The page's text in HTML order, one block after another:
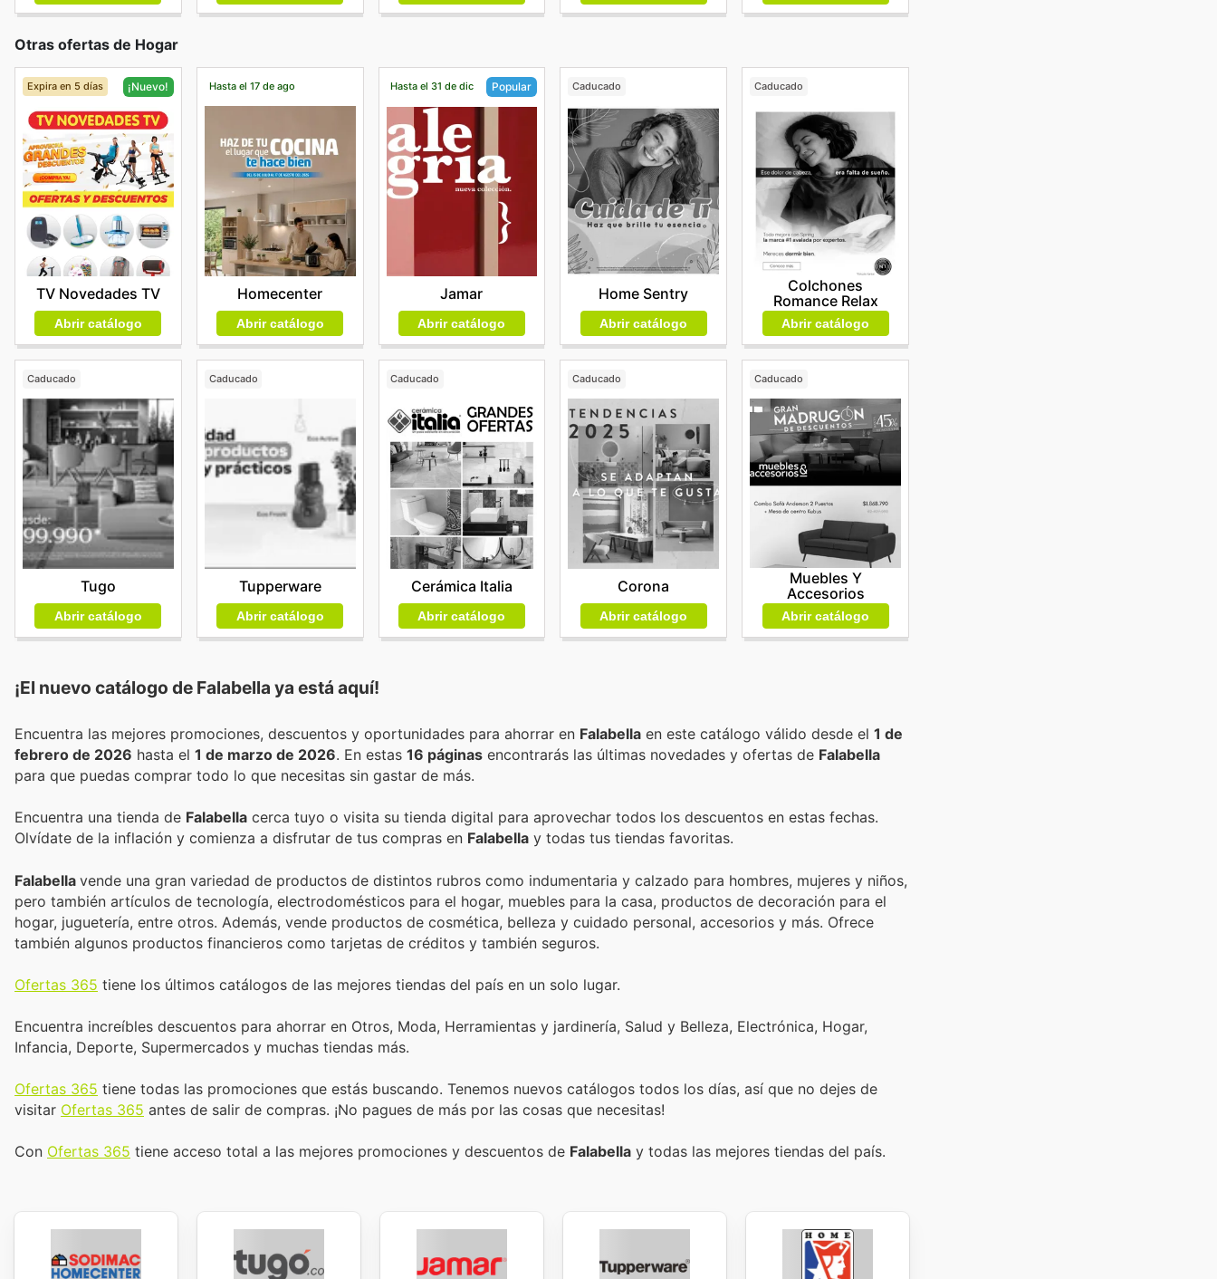
Otras ofertas de Hogar
Expira en 5 días ¡Nuevo!
TV Novedades TV
Abrir catálogo
Hasta el 17 de ago
Homecenter
Abrir catálogo
Hasta el 31 de dic Popular
Jamar
Abrir catálogo
Caducado
Home Sentry
Abrir catálogo
Caducado
Colchones
Romance Relax
Abrir catálogo
Caducado
Tugo
Abrir catálogo
Caducado
Tupperware
Abrir catálogo
Caducado
Cerámica Italia
Abrir catálogo
Caducado
Corona
Abrir catálogo
Caducado
Muebles Y
Accesorios
Abrir catálogo
¡El nuevo catálogo de Falabella ya está aquí!
Encuentra las mejores promociones, descuentos y oportunidades para ahorrar en Falabella en este catálogo válido desde el 1 de
febrero de 2026 hasta el 1 de marzo de 2026 . En estas 16 páginas encontrarás las últimas novedades y ofertas de Falabella
para que puedas comprar todo lo que necesitas sin gastar de más.
Encuentra una tienda de Falabella cerca tuyo o visita su tienda digital para aprovechar todos los descuentos en estas fechas.
Olvídate de la inflación y comienza a disfrutar de tus compras en Falabella y todas tus tiendas favoritas.
Falabella vende una gran variedad de productos de distintos rubros como indumentaria y calzado para hombres, mujeres y niños,
pero también artículos de tecnología, electrodomésticos para el hogar, muebles para la casa, productos de decoración para el
hogar, juguetería, entre otros. Además, vende productos de cosmética, belleza y cuidado personal, accesorios y más. Ofrece
también algunos productos financieros como tarjetas de créditos y también seguros.
Ofertas 365 tiene los últimos catálogos de las mejores tiendas del país en un solo lugar.
Encuentra increíbles descuentos para ahorrar en Otros, Moda, Herramientas y jardinería, Salud y Belleza, Electrónica, Hogar,
Infancia, Deporte, Supermercados y muchas tiendas más.
Ofertas 365 tiene todas las promociones que estás buscando. Tenemos nuevos catálogos todos los días, así que no dejes de
visitar Ofertas 365 antes de salir de compras. ¡No pagues de más por las cosas que necesitas!
Con Ofertas 365 tiene acceso total a las mejores promociones y descuentos de Falabella y todas las mejores tiendas del país.